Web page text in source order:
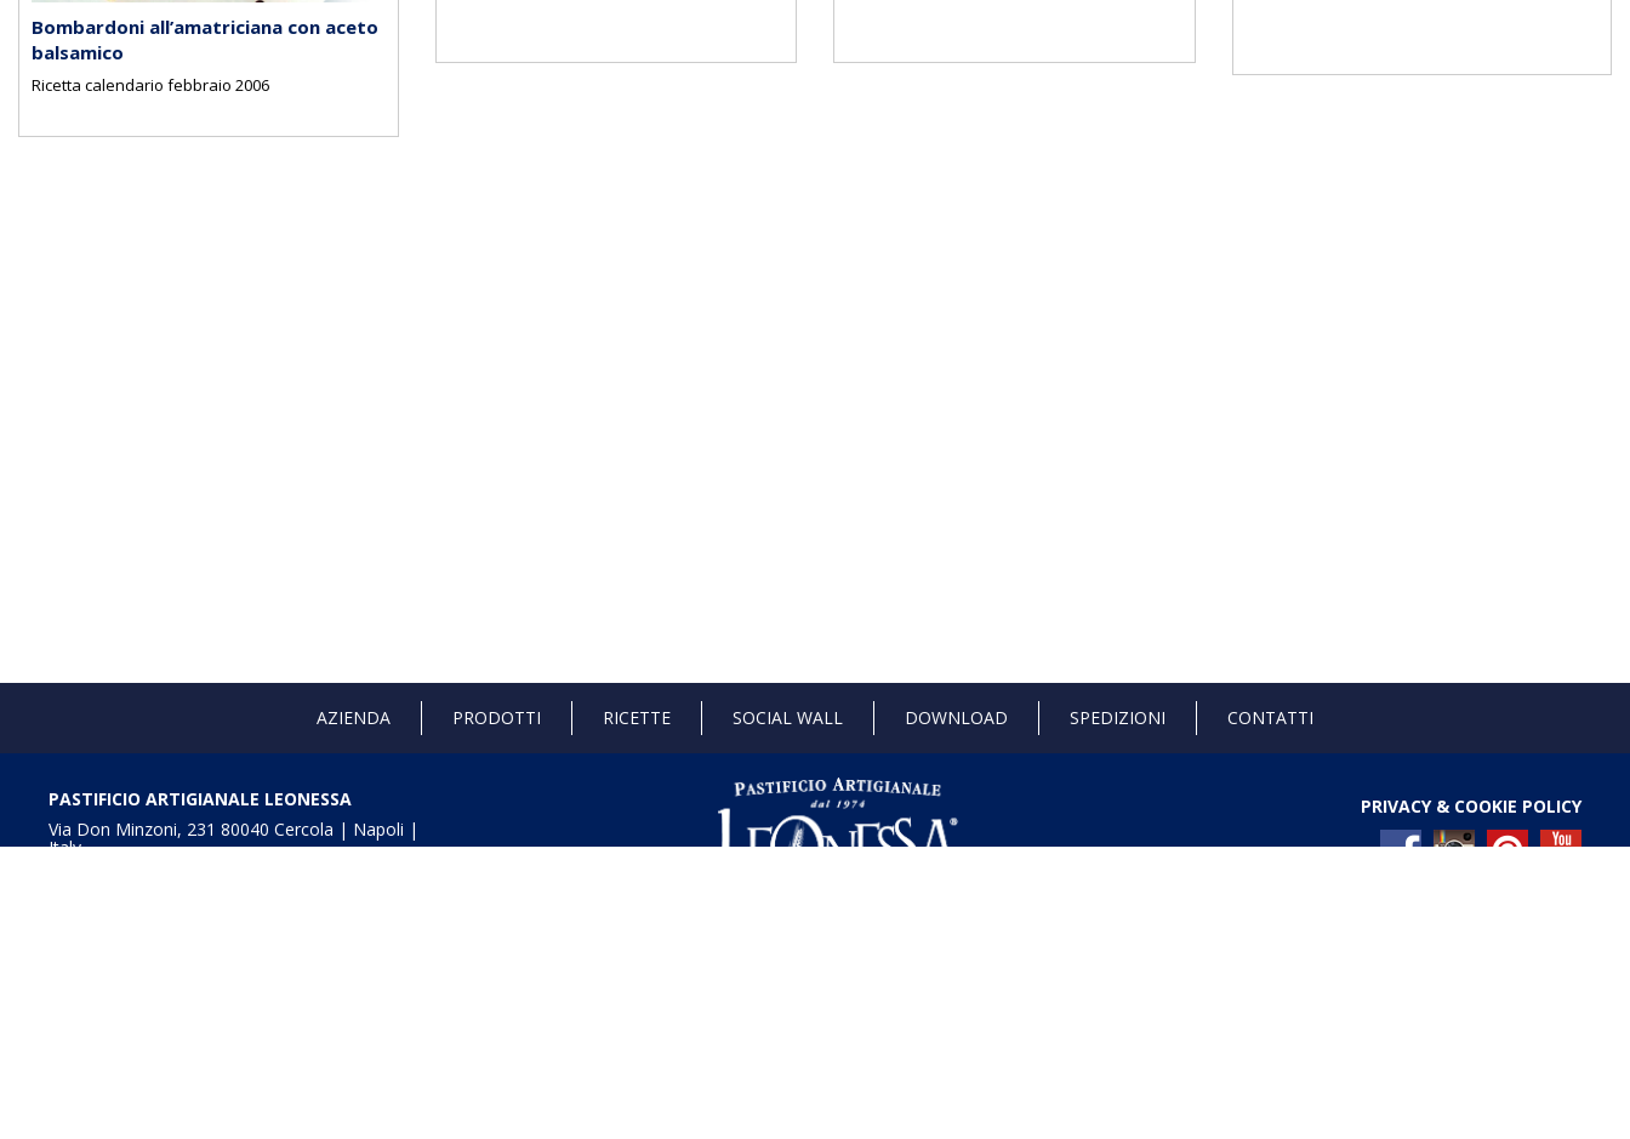
Bombardoni all’amatriciana con aceto
balsamico
Ricetta calendario febbraio 2006
AZIENDA PRODOTTI RICETTE SOCIAL WALL DOWNLOAD SPEDIZIONI CONTATTI
PASTIFICIO ARTIGIANALE LEONESSA
Via Don Minzoni, 231 80040 Cercola | Napoli |
Italy
PRIVACY & COOKIE POLICY